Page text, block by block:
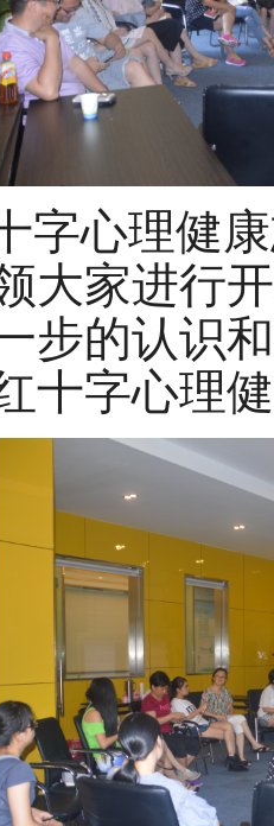
字心理健
大家进行
步的认识
十字心理